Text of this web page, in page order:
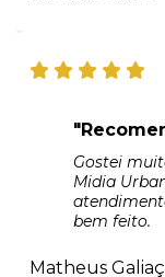
Gostei
Midia
bem feito.
Matheus